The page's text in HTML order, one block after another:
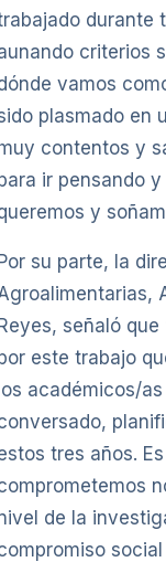
durante
criterios
vamos
plasmado en
contentos y
ir pensando
y
su parte, la
señaló
este trabajo
académicos/
tres años.
de la